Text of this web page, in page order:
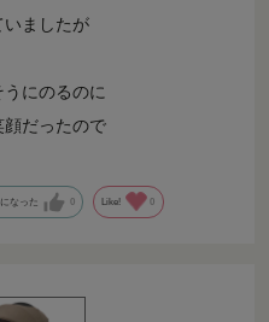
いましたが
にのるのに
顔だったので
なった 0 Like! 0